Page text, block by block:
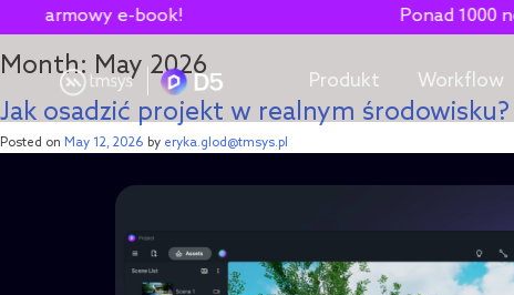
Ponad 1000 nowych modeli
Produkt Workflow
Month: May 2026
Jak osadzić projekt w realnym środowisku?
Posted on May 12, 2026 by eryka.glod@tmsys.pl